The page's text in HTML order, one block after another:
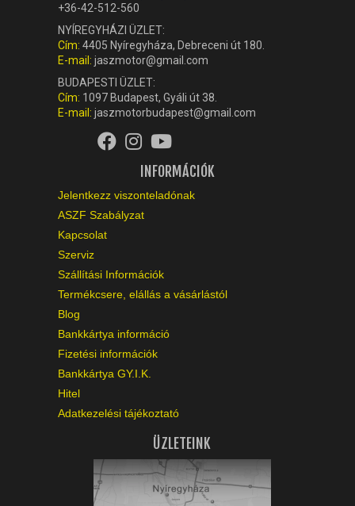
+36-42-512-560
NYÍREGYHÁZI ÜZLET:
Cím: 4405 Nyíregyháza, Debreceni út 180.
E-mail: jaszmotor@gmail.com
BUDAPESTI ÜZLET:
Cím: 1097 Budapest, Gyáli út 38.
E-mail: jaszmotorbudapest@gmail.com
INFORMÁCIÓK
Jelentkezz viszonteladónak
ASZF Szabályzat
Kapcsolat
Szerviz
Szállítási Információk
Termékcsere, elállás a vásárlástól
Blog
Bankkártya információ
Fizetési információk
Bankkártya GY.I.K.
Hitel
Adatkezelési tájékoztató
ÜZLETEINK